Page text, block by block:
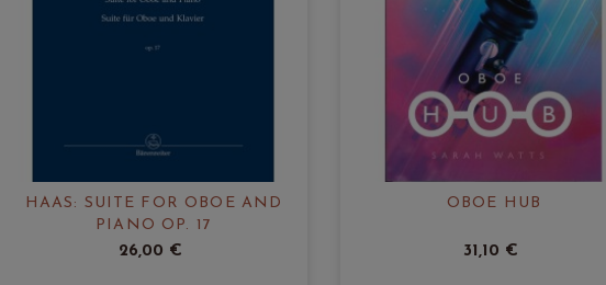
HAAS: SUITE FOR OBOE AND
PIANO OP. 17
26,00 €
OBOE HUB
31,10 €